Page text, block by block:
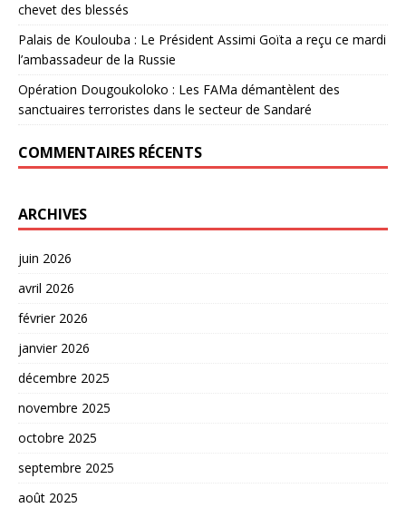
chevet des blessés
Palais de Koulouba : Le Président Assimi Goïta a reçu ce mardi
l’ambassadeur de la Russie
Opération Dougoukoloko : Les FAMa démantèlent des
sanctuaires terroristes dans le secteur de Sandaré
COMMENTAIRES RÉCENTS
ARCHIVES
juin 2026
avril 2026
février 2026
janvier 2026
décembre 2025
novembre 2025
octobre 2025
septembre 2025
août 2025